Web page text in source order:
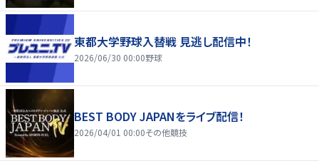
東都大学野球入替戦 見逃し配信中！
2026/06/30 00:00野球
BEST BODY JAPANをライブ配信！
2026/04/01 00:00その他競技